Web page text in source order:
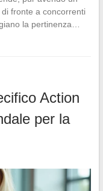
fronte a concorrenti
la pertinenza…
Action
per la